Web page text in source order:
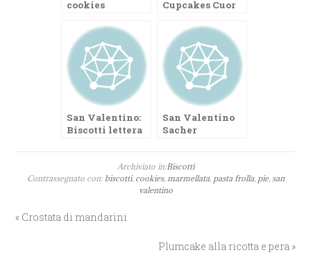
cookies
Cupcakes Cuor
San Valentino:
Biscotti lettera
San Valentino
Sacher
Archiviato in:Biscotti
Contrassegnato con: biscotti, cookies, marmellata, pasta frolla, pie, san
valentino
« Crostata di mandarini
Plumcake alla ricotta e pera »